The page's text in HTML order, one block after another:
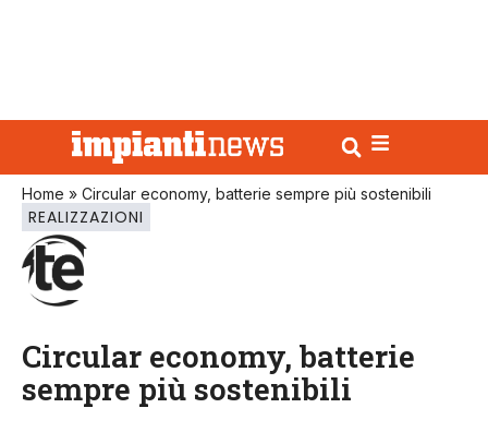
Home » Circular economy, batterie sempre più sostenibili
REALIZZAZIONI
Circular economy, batterie
sempre più sostenibili